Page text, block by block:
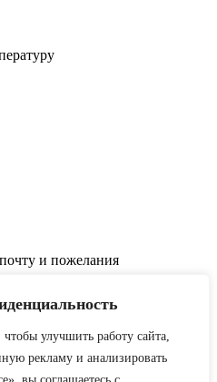
улучшить работу сайта,
рекламу и анализировать
и пожелания